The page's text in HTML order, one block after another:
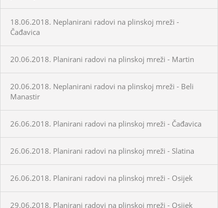
18.06.2018. Neplanirani radovi na plinskoj mreži -
Čađavica
20.06.2018. Planirani radovi na plinskoj mreži - Martin
20.06.2018. Neplanirani radovi na plinskoj mreži - Beli
Manastir
26.06.2018. Planirani radovi na plinskoj mreži - Čađavica
26.06.2018. Planirani radovi na plinskoj mreži - Slatina
26.06.2018. Planirani radovi na plinskoj mreži - Osijek
29.06.2018. Planirani radovi na plinskoj mreži - Osijek